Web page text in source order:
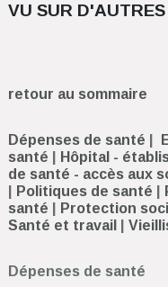
VU SUR
retour au sommaire
Dépenses de santé
santé
Hôpital -
de santé - accès aux
Politiques de santé
santé
Protection
Santé et travail
Dépenses de santé